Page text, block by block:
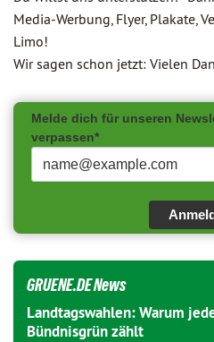
Media-Werbung, Flyer, Plakate,
Limo!
Wir sagen schon jetzt: Vielen
Melde dich für unseren
verpassen*
GRUENE.DE News
Landtagswahlen: Warum
Bündnisgrün zählt